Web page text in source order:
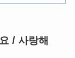
/ 사랑해